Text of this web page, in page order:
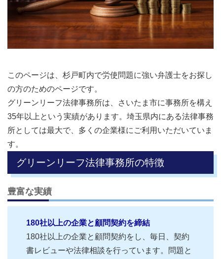
このページは、杉戸町内で労使問題に強い弁護士をお探し
の方のためのページです。
グリーンリーフ法律事務所は、さいたま市に事務所を構え
35年以上という実績があります。埼玉県内にある法律事務
所としては最大で、多くの企業様にご利用いただいていま
す。
グリーンリーフ法律事務所の特徴
豊富な実績
180社以上の企業と顧問契約を締結
180社以上の企業と顧問契約をし、毎日、契約
書レビューや法律相談を行っています。問題と